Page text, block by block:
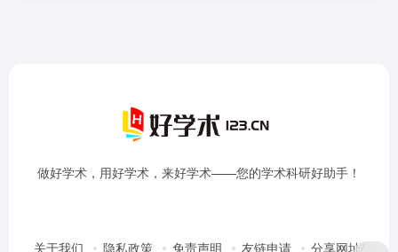
做好学术，用好学术，来好学术——您的学术科研好助手！
关于我们 隐私政策 免责声明 友链申请 分享网址/